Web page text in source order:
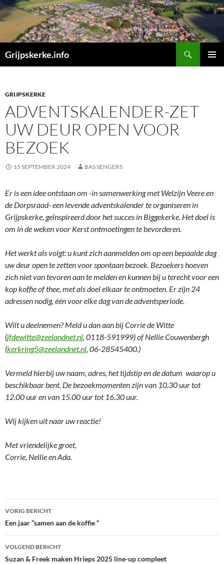
Ga
naar
inhoud
Grijpskerke.info
GRIJPSKERKE
ADVENTSKALENDER-ZET
UW DEUR OPEN VOOR
BEZOEK
15 SEPTEMBER 2024 BAS SENGERS
Er is een idee ontstaan om -in samenwerking met Welzijn Veere en
de Dorpsraad- een levende adventskalender te organiseren in
Grijpskerke, geïnspireerd door het succes in Biggekerke. Het doel is
om in de weken voor Kerst ontmoetingen te bevorderen.
Het werkt als volgt: u kunt zich aanmelden om op een bepaalde dag
uw deur open te zetten voor spontaan bezoek. Bezoekers hoeven
zich niet van tevoren aan te melden en kunnen bij u terecht voor een
kop koffie of thee, met als doel elkaar te ontmoeten. Er zijn 24
adressen nodig, één voor elke dag van de adventsperiode.
Wilt u deelnemen? Meld u dan aan bij Corrie de Witte
(jfdewitte@zeelandnet.nl, 0118-591999) of Nellie Couwenbergh
(kerkring5@zeelandnet.nl, 06-28545400.)
Vermeld hierbij uw naam, adres, het tijdstip en de datum waarop u
beschikbaar bent. De bezoekmomenten zijn van 10.30 uur tot
12.00 uur en van 15.00 uur tot 16.30 uur.
Wij kijken uit naar uw reactie!
Met vriendelijke groet,
Corrie, Nellie en Ada.
Bericht
navigatie
VORIG BERICHT
Een jaar “samen aan de koffie “
VOLGEND BERICHT
Suzan & Freek maken Hrieps 2025 line-up compleet